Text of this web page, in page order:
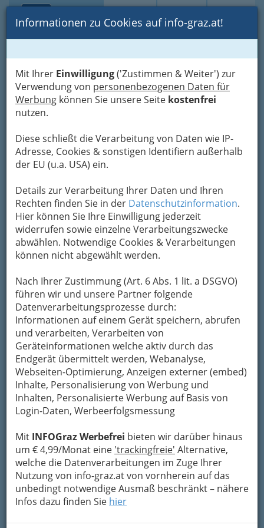
Suche Login Toggle
Informationen zu Cookies auf info-graz.at!
Mit Ihrer Einwilligung('Zustimmen & Weiter') zur
Verwendung von personenbezogenen Daten für
Werbung können Sie unsere Seite kostenfrei
nutzen.
Diese schließt die Verarbeitung von Daten wie IP-
Adresse, Cookies & sonstigen Identifiern außerhalb
der EU (u.a. USA) ein.
Details zur Verarbeitung Ihrer Daten und Ihren
Rechten finden Sie in der Datenschutzinformation.
Hier können Sie Ihre Einwilligung jederzeit
widerrufen sowie einzelne Verarbeitungszwecke
abwählen. Notwendige Cookies & Verarbeitungen
können nicht abgewählt werden.
Nach Ihrer Zustimmung (Art. 6 Abs. 1 lit. a DSGVO)
führen wir und unsere Partner folgende
Datenverarbeitungsprozesse durch:
Informationen auf einem Gerät speichern, abrufen
und verarbeiten, Verarbeiten von
Geräteinformationen welche aktiv durch das
Endgerät übermittelt werden, Webanalyse,
Webseiten-Optimierung, Anzeigen externer (embed)
Inhalte, Personalisierung von Werbung und
Inhalten, Personalisierte Werbung auf Basis von
Login-Daten, Werbeerfolgsmessung
Mit INFOGraz Werbefrei bieten wir darüber hinaus
um € 4,99/Monat eine 'trackingfreie' Alternative,
welche die Datenverarbeitungen im Zuge Ihrer
Nutzung von info-graz.at von vornherein auf das
unbedingt notwendige Ausmaß beschränkt – nähere
Infos dazu finden Sie hier
DI Hartmann Zingerle
Blümelhofweg 2, 8044 Graz-Mariatrost
+43 316 393 181
Karte
Adresse mit Google Maps anschauen
Tipps
News und Wissenswertes